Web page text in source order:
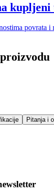
kupljeni
povrata
Pitanja i